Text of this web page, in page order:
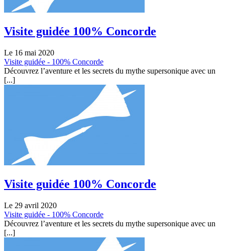
Visite guidée 100% Concorde
Le 16 mai 2020
Visite guidée - 100% Concorde
Découvrez l’aventure et les secrets du mythe supersonique avec un
[...]
Visite guidée 100% Concorde
Le 29 avril 2020
Visite guidée - 100% Concorde
Découvrez l’aventure et les secrets du mythe supersonique avec un
[...]